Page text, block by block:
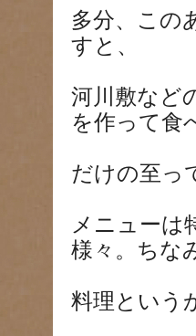
多分、この
すと、
河川敷など
を作って食
だけの至っ
メニューは
様々。ちな
料理という